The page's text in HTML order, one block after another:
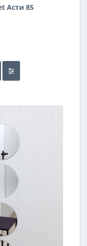
Асти 85